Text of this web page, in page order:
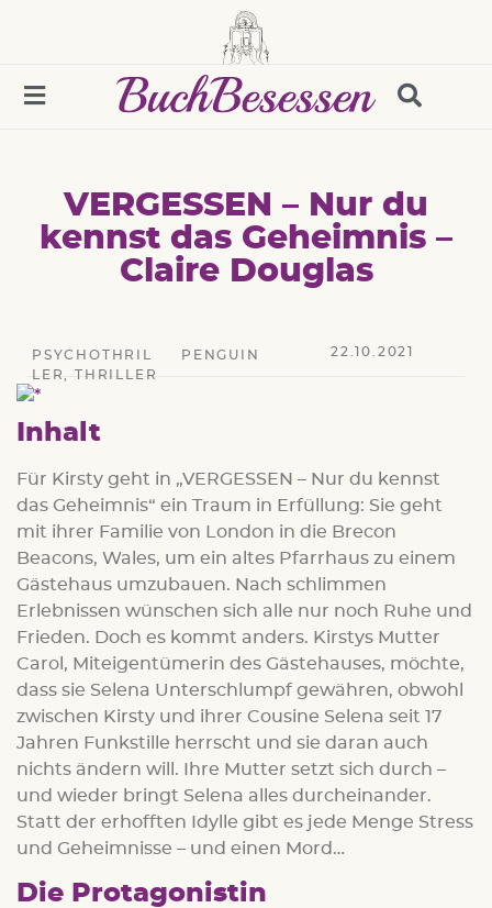
VERGESSEN – Nur du
kennst das Geheimnis –
Claire Douglas
PSYCHOTHRIL
LER
THRILLER
PENGUIN 22.10.2021
Inhalt
Für Kirsty geht in „VERGESSEN – Nur du kennst
das Geheimnis“ ein Traum in Erfüllung: Sie geht
mit ihrer Familie von London in die Brecon
Beacons, Wales, um ein altes Pfarrhaus zu einem
Gästehaus umzubauen. Nach schlimmen
Erlebnissen wünschen sich alle nur noch Ruhe und
Frieden. Doch es kommt anders. Kirstys Mutter
Carol, Miteigentümerin des Gästehauses, möchte,
dass sie Selena Unterschlumpf gewähren, obwohl
zwischen Kirsty und ihrer Cousine Selena seit 17
Jahren Funkstille herrscht und sie daran auch
nichts ändern will. Ihre Mutter setzt sich durch –
und wieder bringt Selena alles durcheinander.
Statt der erhofften Idylle gibt es jede Menge Stress
und Geheimnisse – und einen Mord…
Die Protagonistin